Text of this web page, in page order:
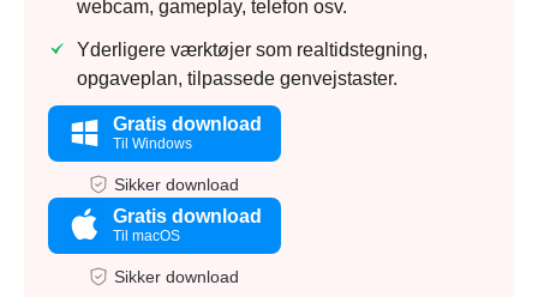
webcam, gameplay, telefon osv.
Yderligere værktøjer som realtidstegning,
opgaveplan, tilpassede genvejstaster.
Gratis download
Til Windows
Sikker download
Gratis download
Til macOS
Sikker download